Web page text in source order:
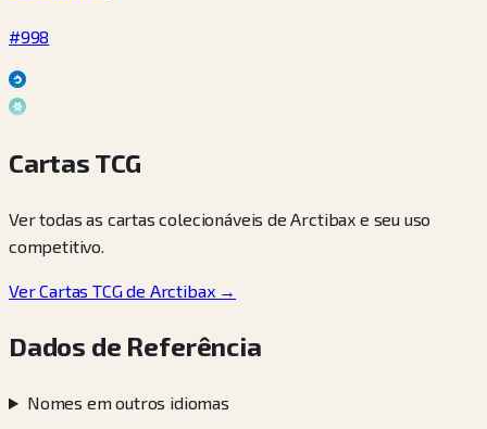
#998
Cartas TCG
Ver todas as cartas colecionáveis de Arctibax e seu uso
competitivo.
Ver Cartas TCG de Arctibax →
Dados de Referência
Nomes em outros idiomas